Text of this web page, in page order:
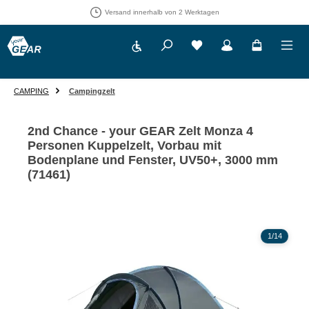
Versand innerhalb von 2 Werktagen
Werkzeugleiste anzeigenDu hast 0 Produkte auf
CAMPING Campingzelt
2nd Chance - your GEAR Zelt Monza 4
Personen Kuppelzelt, Vorbau mit
Bodenplane und Fenster, UV50+, 3000 mm
(71461)
1/14